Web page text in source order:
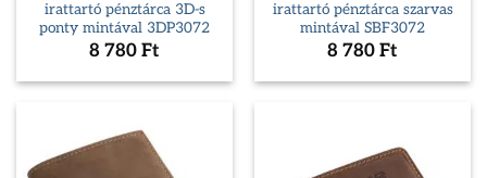
irattartó pénztárca 3D-s
ponty mintával 3DP3072
8 780 Ft
irattartó pénztárca szarvas
mintával SBF3072
8 780 Ft